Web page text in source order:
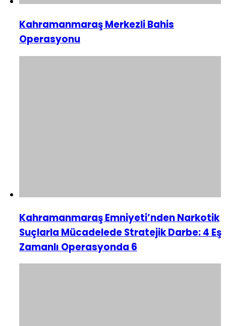
Kahramanmaraş Merkezli Bahis
Operasyonu
Kahramanmaraş Emniyeti’nden Narkotik
Suçlarla Mücadelede Stratejik Darbe: 4 Eş
Zamanlı Operasyonda 6